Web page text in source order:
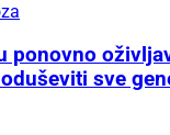
ponovno
sve